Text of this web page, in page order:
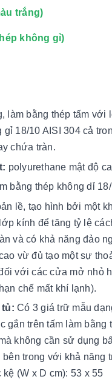
trắng)
thép không gỉ)
làm bằng thép tấm với
gỉ 18/10 AISI 304 cả
chứa tràn.
polyurethane mật độ
bằng thép không dỉ
lề, tạo hình bởi một
kính để tăng tỷ lệ
và có khả năng đảo
vừ đủ tạo một sự
với các cửa mở nhỏ
chế mất khí lạnh).
tủ:Có 3 giá trữ mẫu
gắn trên tấm làm
không cần sử dụng
bên trong với khả
(W x D cm): 53 x 55